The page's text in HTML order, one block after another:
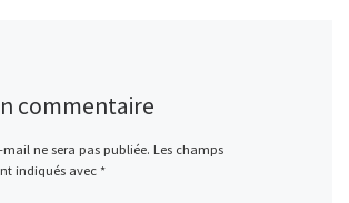
commentaire
mail ne sera pas publiée. Les champs
indiqués avec *